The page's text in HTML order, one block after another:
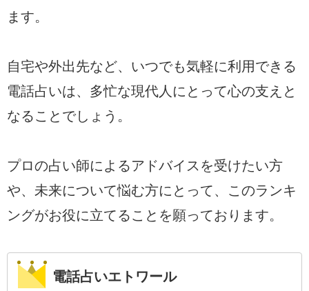
ます。
自宅や外出先など、いつでも気軽に利用できる
電話占いは、多忙な現代人にとって心の支えと
なることでしょう。
プロの占い師によるアドバイスを受けたい方
や、未来について悩む方にとって、このランキ
ングがお役に立てることを願っております。
電話占いエトワール